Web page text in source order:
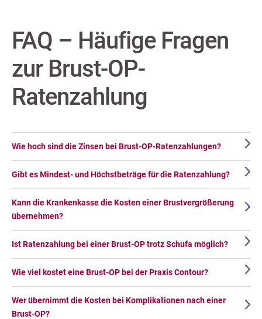
FAQ – Häufige Fragen
zur Brust-OP-
Ratenzahlung
Wie hoch sind die Zinsen bei Brust-OP-Ratenzahlungen?
Gibt es Mindest- und Höchstbeträge für die Ratenzahlung?
Kann die Krankenkasse die Kosten einer Brustvergrößerung
übernehmen?
Ist Ratenzahlung bei einer Brust-OP trotz Schufa möglich?
Wie viel kostet eine Brust-OP bei der Praxis Contour?
Wer übernimmt die Kosten bei Komplikationen nach einer
Brust-OP?